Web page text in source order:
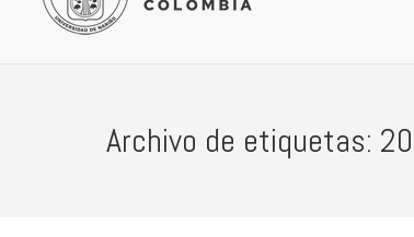
Archivo de etiquetas: